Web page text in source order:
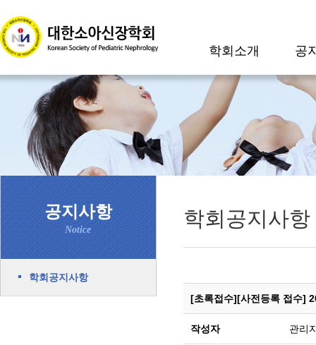
학회소개 공
공지사항
Notice
학회공지사항
학회공지사항
[초록접수][사전등록 접수]
작성자 관리